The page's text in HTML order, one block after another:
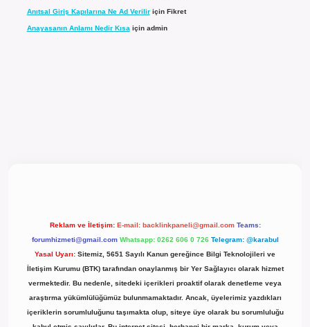
Anıtsal Giriş Kapılarına Ne Ad Veriliriçin Fikret
Anayasanın Anlamı Nedir Kısa için admin
Reklam ve İletişim: E-mail: backlinkpaneli@gmail.com Teams:
forumhizmeti@gmail.com Whatsapp: 0262 606 0 726 Telegram: @karabul
Yasal Uyarı: Sitemiz, 5651 Sayılı Kanun gereğince Bilgi Teknolojileri ve
İletişim Kurumu (BTK) tarafından onaylanmış bir Yer Sağlayıcı olarak hizmet
vermektedir. Bu nedenle, sitedeki içerikleri proaktif olarak denetleme veya
araştırma yükümlülüğümüz bulunmamaktadır. Ancak, üyelerimiz yazdıkları
içeriklerin sorumluluğunu taşımakta olup, siteye üye olarak bu sorumluluğu